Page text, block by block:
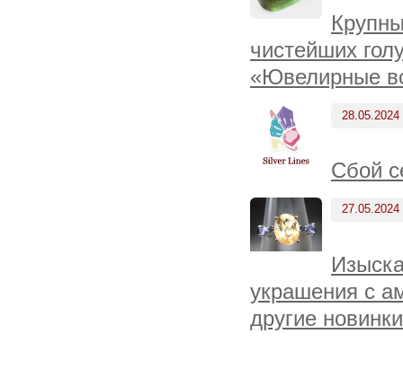
чистейших
«Ювелирные
28.05.2024
Сбой
27.05.2024
украшения с
другие